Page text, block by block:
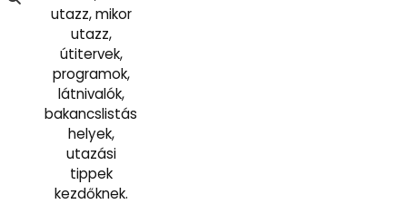
utazz, mikor
utazz,
útitervek,
programok,
látnivalók,
bakancslistás
helyek,
utazási
tippek
kezdőknek.